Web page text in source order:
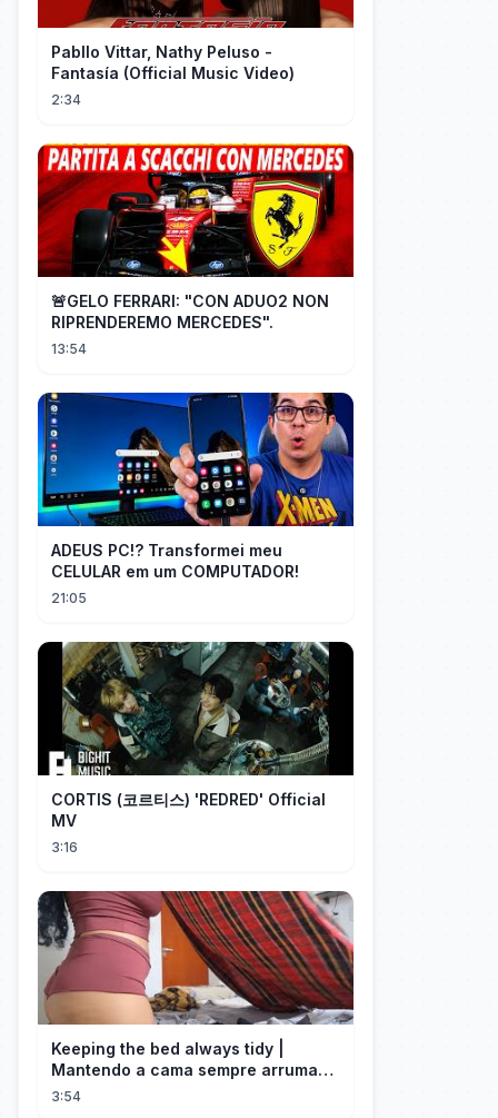
Pabllo Vittar, Nathy Peluso -
Fantasía (Official Music Video)
2:34
🚨GELO FERRARI: "CON ADUO2 NON
RIPRENDEREMO MERCEDES".
13:54
ADEUS PC!? Transformei meu
CELULAR em um COMPUTADOR!
21:05
CORTIS (코르티스) 'REDRED' Official
MV
3:16
Keeping the bed always tidy |
Mantendo a cama sempre arrumada
🛌
3:54